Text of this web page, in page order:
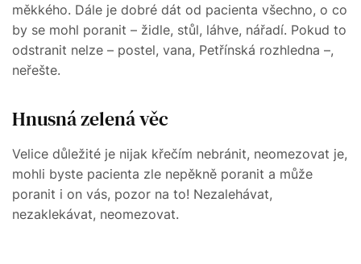
měkkého. Dále je dobré dát od pacienta všechno, o co
by se mohl poranit – židle, stůl, láhve, nářadí. Pokud to
odstranit nelze – postel, vana, Petřínská rozhledna –,
neřešte.
Hnusná zelená věc
Velice důležité je nijak křečím nebránit, neomezovat je,
mohli byste pacienta zle nepěkně poranit a může
poranit i on vás, pozor na to! Nezalehávat,
nezaklekávat, neomezovat.